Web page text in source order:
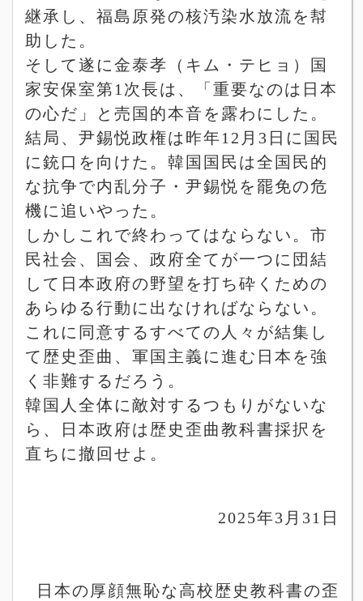
継承し、福島原発の核汚染水放流を幇
助した。
そして遂に金泰孝（キム・テヒョ）国
家安保室第1 次長は、「重要なのは日本
の心だ」と売国的本音を露わにした。
結局、尹錫悦政権は昨年12 月 3 日に国民
に銃口を向けた。韓国国民は全国民的
な抗争で内乱分子・尹錫悦を罷免の危
機に追いやった。
しかしこれで終わってはならない。市
民社会、国会、政府全てが一つに団結
して日本政府の野望を打ち砕くための
あらゆる行動に出なければならない。
これに同意するすべての人々が結集し
て歴史歪曲、軍国主義に進む日本を強
く非難するだろう。
韓国人全体に敵対するつもりがないな
ら、日本政府は歴史歪曲教科書採択を
直ちに撤回せよ。
2025年3 月 31 日
日本の厚顔無恥な高校歴史教科書の歪